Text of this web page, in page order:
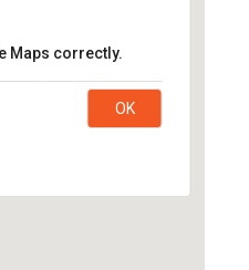
Maps correctly.
OK